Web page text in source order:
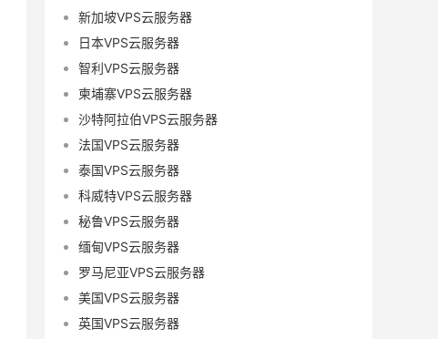
新加坡VPS云服务器
日本VPS云服务器
智利VPS云服务器
柬埔寨VPS云服务器
沙特阿拉伯VPS云服务器
法国VPS云服务器
泰国VPS云服务器
科威特VPS云服务器
秘鲁VPS云服务器
缅甸VPS云服务器
罗马尼亚VPS云服务器
美国VPS云服务器
英国VPS云服务器